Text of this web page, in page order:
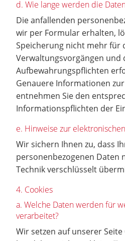
d. Wie lange werden die
Die anfallenden
wir per Formular erhalten,
Speicherung nicht mehr für
Verwaltungsvorgängen
Aufbewahrungspflichten
Genauere Informationen
entnehmen Sie den
Informationspflichten der
e. Hinweise zur
Wir sichern Ihnen zu, dass
personenbezogenen Daten
Technik verschlüsselt
4. Cookies
a. Welche Daten werden für
verarbeitet?
Wir setzen auf unserer